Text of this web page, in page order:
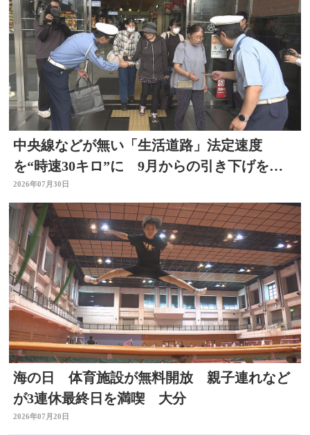
中央線などが無い「生活道路」法定速度
を“時速30キロ”に 9月からの引き下げを前
に警察官が街頭啓発
2026年07月30日
海の日 体育施設が無料開放 親子連れなど
が3連休最終日を満喫 大分
2026年07月20日